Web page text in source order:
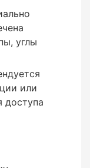
углы
углы
или
доступа